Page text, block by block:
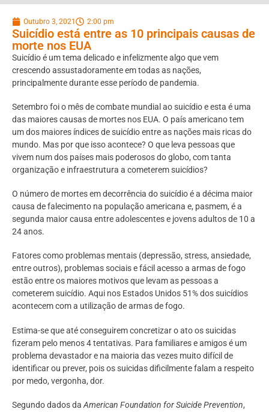
Outubro 3, 2021 2:00 pm
Suicídio está entre as 10 principais causas de
morte nos EUA
Suicídio é um tema delicado e infelizmente algo que vem
crescendo assustadoramente em todas as nações,
principalmente durante esse período de pandemia.
Setembro foi o mês de combate mundial ao suicídio e esta é uma
das maiores causas de mortes nos EUA. O país americano tem
um dos maiores índices de suicídio entre as nações mais ricas do
mundo. Mas por que isso acontece? O que leva pessoas que
vivem num dos países mais poderosos do globo, com tanta
organização e infraestrutura a cometerem suicídios?
O número de mortes em decorrência do suicídio é a décima maior
causa de falecimento na população americana e, pasmem, é a
segunda maior causa entre adolescentes e jovens adultos de 10 a
24 anos.
Fatores como problemas mentais (depressão, stress, ansiedade,
entre outros), problemas sociais e fácil acesso a armas de fogo
estão entre os maiores motivos que levam as pessoas a
cometerem suicídio. Aqui nos Estados Unidos 51% dos suicídios
acontecem com a utilização de armas de fogo.
Estima-se que até conseguirem concretizar o ato os suicidas
fizeram pelo menos 4 tentativas. Para familiares e amigos é um
problema devastador e na maioria das vezes muito difícil de
identificar ou prever, pois os suicidas dificilmente falam a respeito
por medo, vergonha, dor.
Segundo dados da American Foundation for Suicide Prevention,